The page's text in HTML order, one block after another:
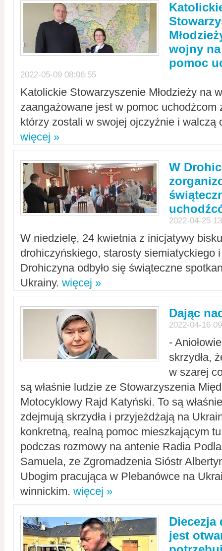
wojny
pomoc
2022-05-09 08:06:55
Katolickie Stowarzyszenie Młodzieży na
zaangażowane jest w pomoc uchodźcom
którzy zostali w swojej ojczyźnie i walczą
więcej »
W
2022-04-25
W niedzielę, 24 kwietnia z inicjatywy
drohiczyńskiego, starosty siemiatyckiego
Drohiczyna odbyło się świąteczne
Ukrainy. więcej »
Dając
2022-04-16
-
skrzydła,
w szarej
są właśnie ludzie ze Stowarzyszenia
Motocyklowy Rajd Katyński. To są
zdejmują skrzydła i przyjeżdżają na
konkretną, realną pomoc mieszkającym
podczas rozmowy na antenie Radia
Samuela, ze Zgromadzenia Sióstr
Ubogim pracująca w Plebanówce na
winnickim. więcej »
Diecezja
jest